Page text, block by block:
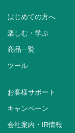
はじめての方へ
楽しむ・学ぶ
商品一覧
ツール
お客様サポート
キャンペーン
会社案内・IR情報